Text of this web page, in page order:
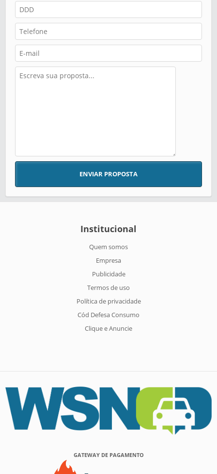
ENVIAR PROPOSTA
Institucional
Quem somos
Empresa
Publicidade
Termos de uso
Política de privacidade
Cód Defesa Consumo
Clique e Anuncie
GATEWAY DE PAGAMENTO